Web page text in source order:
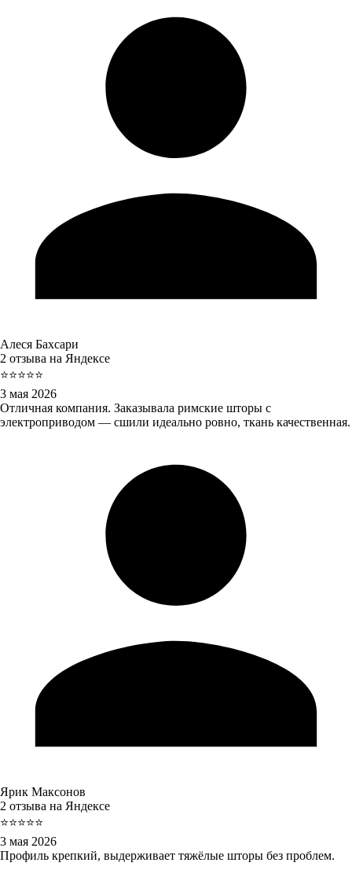
Алеся Бахсари
2 отзыва на Яндексе
⭐⭐⭐⭐⭐
3 мая 2026
Отличная компания. Заказывала римские шторы с
электроприводом — сшили идеально ровно, ткань качественная.
Ярик Максонов
2 отзыва на Яндексе
⭐⭐⭐⭐⭐
3 мая 2026
Профиль крепкий, выдерживает тяжёлые шторы без проблем.